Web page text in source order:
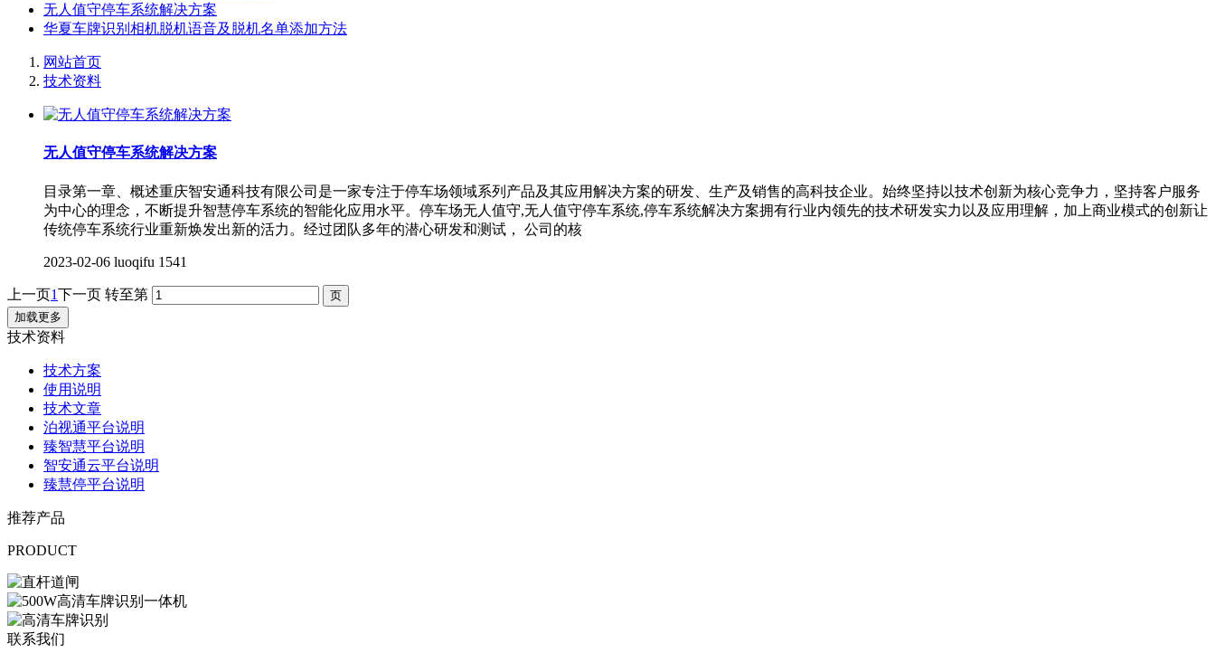
无人值守停车系统解决方案
华夏车牌识别相机脱机语音及脱机名单添加方法
网站首页
技术资料
无人值守停车系统解决方案
目录第一章、概述重庆智安通科技有限公司是一家专注于停车场领域系列产品及其应用解决方案的研发、生产及销售的高科技企业。始终坚持以技术创新为核心竞争力，坚持客户服务
为中心的理念，不断提升智慧停车系统的智能化应用水平。停车场无人值守,无人值守停车系统,停车系统解决方案拥有行业内领先的技术研发实力以及应用理解，加上商业模式的创新让
传统停车系统行业重新焕发出新的活力。经过团队多年的潜心研发和测试， 公司的核
2023-02-06 luoqifu 1541
上一页1下一页 转至第
加载更多
技术资料
技术方案
使用说明
技术文章
泊视通平台说明
臻智慧平台说明
智安通云平台说明
臻慧停平台说明
推荐产品
PRODUCT
联系我们